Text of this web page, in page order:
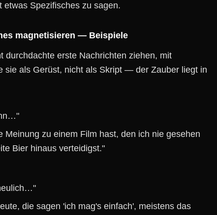
etwas Spezifisches zu sagen.
magnetisieren — Beispiele
durchdachte erste Nachrichten ziehen, mit
sie als Gerüst, nicht als Skript — der Zauber liegt in
zu einem Film hast, den ich nie gesehen
Bier hinaus verteidigst."
die sagen 'ich mag's einfach', meistens das